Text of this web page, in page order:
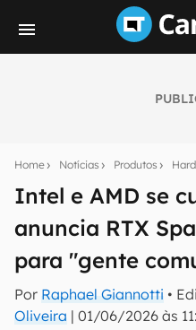
Home Notícias Produtos
Intel e AMD se
anuncia RTX
para "gente
Por Raphael Giannotti •
Oliveira | 01/06/2026 às
notícias e reviews sobre
mão.
E-mail